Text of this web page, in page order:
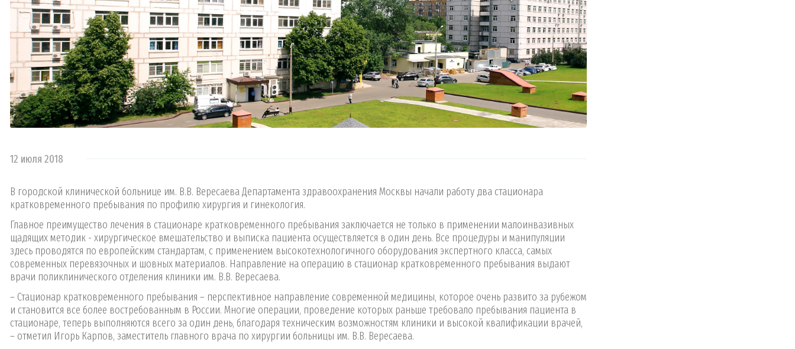
12 июля 2018
В городской клинической больнице им. В.В. Вересаева Департамента здравоохранения Москвы начали работу два стационара
кратковременного пребывания по профилю хирургия и гинекология.
Главное преимущество лечения в стационаре кратковременного пребывания заключается не только в применении малоинвазивных
щадящих методик - хирургическое вмешательство и выписка пациента осуществляется в один день. Все процедуры и манипуляции
здесь проводятся по европейским стандартам, с применением высокотехнологичного оборудования экспертного класса, самых
современных перевязочных и шовных материалов. Направление на операцию в стационар кратковременного пребывания выдают
врачи поликлинического отделения клиники им. В.В. Вересаева.
– Стационар кратковременного пребывания – перспективное направление современной медицины, которое очень развито за рубежом
и становится все более востребованным в России. Многие операции, проведение которых раньше требовало пребывания пациента в
стационаре, теперь выполняются всего за один день, благодаря техническим возможностям клиники и высокой квалификации врачей,
– отметил Игорь Карпов, заместитель главного врача по хирургии больницы им. В.В. Вересаева.